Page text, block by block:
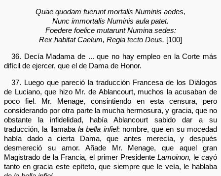
Quae quodam fuerunt mortalis Numinis aedes,
Nunc immortalis Numinis aula patet.
Foedere foelice mutarunt Numina sedes:
Rex habitat Caelum, Regia tecto Deus. [100]
36. Decía Madama de ... que no hay empleo en la Corte más
difícil de ejercer, que el de Dama de Honor.
37. Luego que pareció la traducción Francesa de los Diálogos
de Luciano, que hizo Mr. de Ablancourt, muchos la acusaban de
poco fiel. Mr. Menage, consintiendo en esta censura, pero
considerando por otra parte la mucha hermosura, y gracia, que no
obstante la infidelidad, había Ablancourt sabido dar a su
traducción, la llamaba la bella infiel: nombre, que en su mocedad
había dado a cierta Dama, que antes merecía, y después
desmereció su amor. Añade Mr. Menage, que aquel gran
Magistrado de la Francia, el primer Presidente Lamoinon, le cayó
tanto en gracia este epíteto, que siempre que le veía, le hablaba